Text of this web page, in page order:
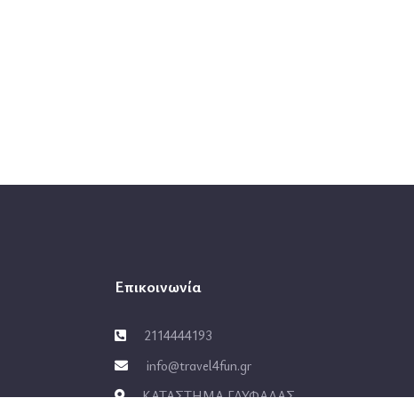
Επικοινωνία
2114444193
info@travel4fun.gr